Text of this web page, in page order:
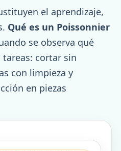
el aprendizaje,
Qué es un Poissonnier
se observa qué
cortar sin
con limpieza y
en piezas